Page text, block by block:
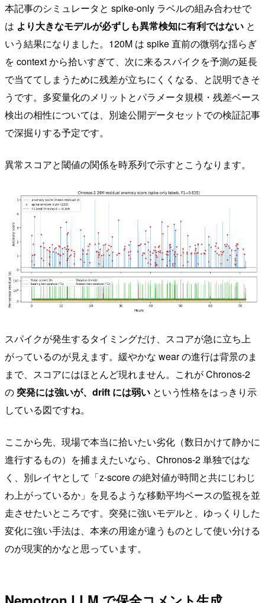
本記事のシミュレータと spike-only ラベルの組み合わせで
は より大きなモデルが必ずしも異常検知に有利ではない と
いう結果になりました。120M は spike 直前の微弱な揺らぎ
を context から拾いすぎて、次に来るスパイクを予測の延長
で当ててしまうために残差が立ちにくくなる、と説明できそ
うです。多変量化のメリットとパラメータ規模・残差ベース
検出の相性については、別途公開データセットでの検証記事
で深掘りする予定です。
異常スコアと閾値の関係を時系列で示すとこうなります。
スパイクが発生するタイミングだけ、スコアが急に立ち上
がっているのが見えます。緩やかな wear の進行は背景のま
まで、スコアにはほとんど現れません。これが Chronos-2
の 突発には強いが、drift には弱い という性格をはっきり示
している図ですね。
ここから先、現場で本当に拾いたい劣化（数日かけて静かに
進行するもの）を捕まえたいなら、Chronos-2 単独ではな
く、別レイヤとして「z-score の絶対値が時間と共にじわじ
わ上がっているか」を見るような移動平均ベースの監視を並
走させたいところです。突発に強いモデルと、ゆっくりした
変化に強い手法は、本来の用途が違うものとして使い分ける
のが現実的かなと思っています。